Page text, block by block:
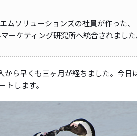
ムソリューションズの社員が作った
ーケティング研究所へ統合されました
から早くも三ヶ月が経ちました。今日
トします。